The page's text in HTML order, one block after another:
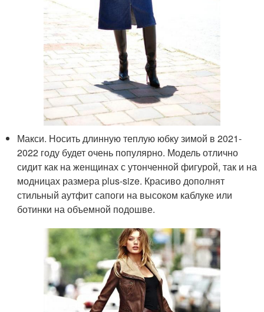
Макси. Носить длинную теплую юбку зимой в 2021-
2022 году будет очень популярно. Модель отлично
сидит как на женщинах с утонченной фигурой, так и на
модницах размера plus-size. Красиво дополнят
стильный аутфит сапоги на высоком каблуке или
ботинки на объемной подошве.